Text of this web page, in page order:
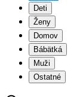
Deti
Ženy
Domov
Bábätká
Muži
Ostatné